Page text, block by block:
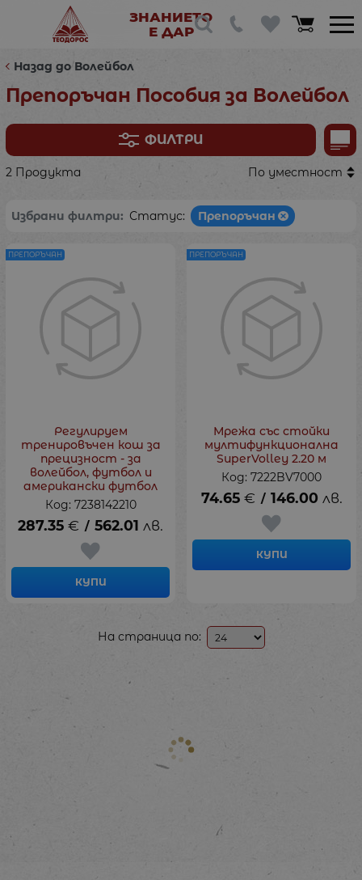
ЗНАНИЕТО
Е ДАР
Назад до Волейбол
Препоръчан Пособия за Волейбол
ФИЛТРИ
2 Продукта По уместност
Избрани филтри: Статус: Препоръчан
Регулируем
тренировъчен кош за
прецизност - за
волейбол, футбол и
американски футбол
Код: 7238142210
287.35 € / 562.01 лв.
КУПИ
ПРЕПОРЪЧАН
Мрежа със стойки
мултифункционална
SuperVolley 2.20 м
Код: 7222BV7000
74.65 € / 146.00 лв.
КУПИ
ПРЕПОРЪЧАН
На страница по: